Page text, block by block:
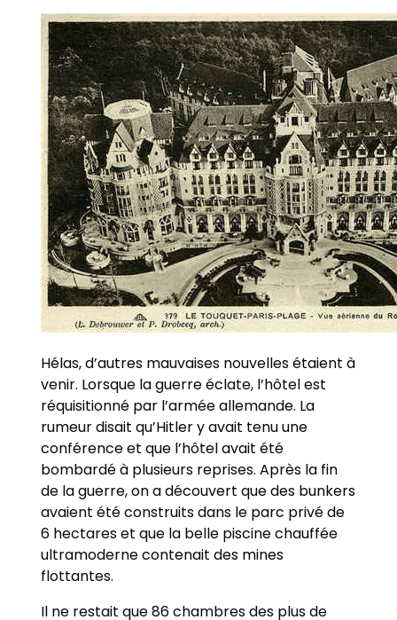
Hélas, d’autres mauvaises nouvelles étaient à
venir. Lorsque la guerre éclate, l’hôtel est
réquisitionné par l’armée allemande. La
rumeur disait qu’Hitler y avait tenu une
conférence et que l’hôtel avait été
bombardé à plusieurs reprises. Après la fin
de la guerre, on a découvert que des bunkers
avaient été construits dans le parc privé de
6 hectares et que la belle piscine chauffée
ultramoderne contenait des mines
flottantes.
Il ne restait que 86 chambres des plus de